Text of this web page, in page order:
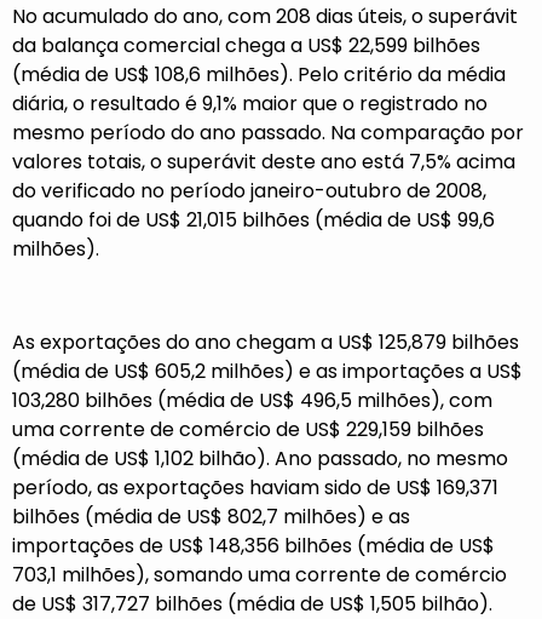
No acumulado do ano, com 208 dias úteis, o superávit
da balança comercial chega a US$ 22,599 bilhões
(média de US$ 108,6 milhões). Pelo critério da média
diária, o resultado é 9,1% maior que o registrado no
mesmo período do ano passado. Na comparação por
valores totais, o superávit deste ano está 7,5% acima
do verificado no período janeiro-outubro de 2008,
quando foi de US$ 21,015 bilhões (média de US$ 99,6
milhões).
As exportações do ano chegam a US$ 125,879 bilhões
(média de US$ 605,2 milhões) e as importações a US$
103,280 bilhões (média de US$ 496,5 milhões), com
uma corrente de comércio de US$ 229,159 bilhões
(média de US$ 1,102 bilhão). Ano passado, no mesmo
período, as exportações haviam sido de US$ 169,371
bilhões (média de US$ 802,7 milhões) e as
importações de US$ 148,356 bilhões (média de US$
703,1 milhões), somando uma corrente de comércio
de US$ 317,727 bilhões (média de US$ 1,505 bilhão).